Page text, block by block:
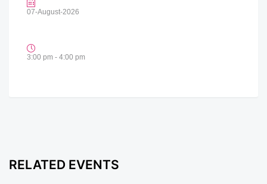
07-August-2026
3:00 pm - 4:00 pm
RELATED EVENTS